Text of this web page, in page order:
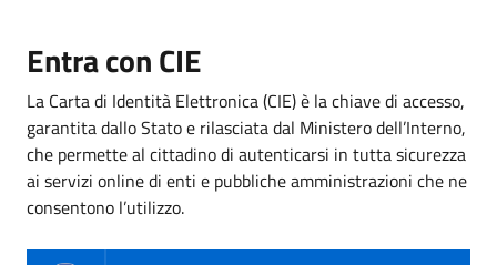
Entra con CIE
La Carta di Identità Elettronica (CIE) è la chiave di accesso,
garantita dallo Stato e rilasciata dal Ministero dell’Interno,
che permette al cittadino di autenticarsi in tutta sicurezza
ai servizi online di enti e pubbliche amministrazioni che ne
consentono l’utilizzo.